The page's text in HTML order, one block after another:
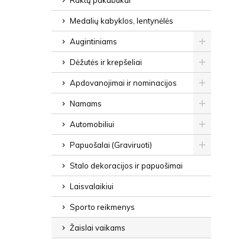
Medalių kabyklos, lentynėlės
Augintiniams
Dėžutės ir krepšeliai
Apdovanojimai ir nominacijos
Namams
Automobiliui
Papuošalai (Graviruoti)
Stalo dekoracijos ir papuošimai
Laisvalaikiui
Sporto reikmenys
Žaislai vaikams